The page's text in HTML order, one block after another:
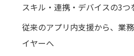
スキル・連携・デバイスの3
従来のアプリ内支援から、業
イヤーへ